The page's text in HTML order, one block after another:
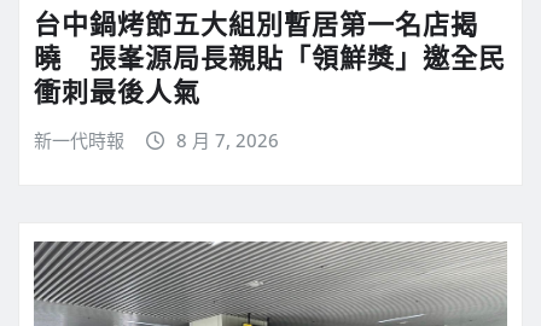
台中鍋烤節五大組別暫居第一名店揭
曉 張峯源局長親貼「領鮮獎」邀全民
衝刺最後人氣
新一代時報 8 月 7, 2026